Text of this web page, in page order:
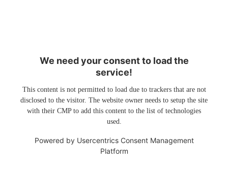
We need your consent to load the
service!
This content is not permitted to load due to trackers that are not
disclosed to the visitor. The website owner needs to setup the site
with their CMP to add this content to the list of technologies
used.
Powered by Usercentrics Consent Management
Platform